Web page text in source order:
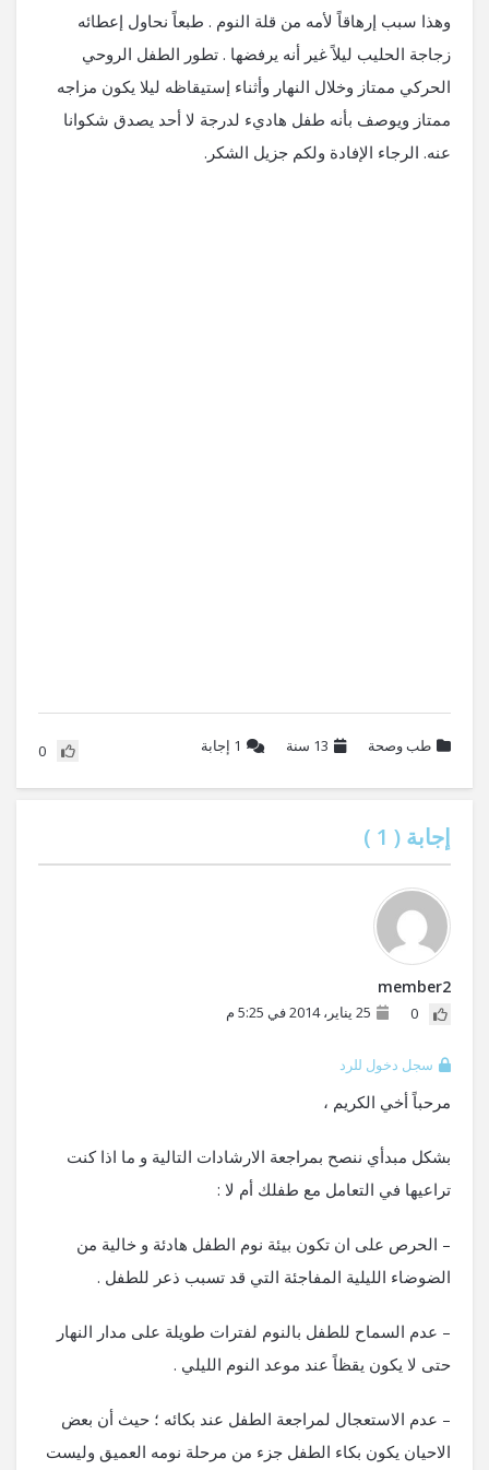
وهذا سبب إرهاقاً لأمه من قلة النوم . طبعاً نحاول إعطائه
زجاجة الحليب ليلاً غير أنه يرفضها . تطور الطفل الروحي
الحركي ممتاز وخلال النهار وأثناء إستيقاظه ليلا يكون مزاجه
ممتاز ويوصف بأنه طفل هاديء لدرجة لا أحد يصدق شكوانا
عنه. الرجاء الإفادة ولكم جزيل الشكر.
طب وصحة 13 سنة 1 إجابة 0
إجابة ( 1
)
member2
0 25 يناير، 2014 في 5:25 م
سجل دخول للرد
مرحباً أخي الكريم ،
بشكل مبدأي ننصح بمراجعة الارشادات التالية و ما اذا كنت
تراعيها في التعامل مع طفلك أم لا :
– الحرص على ان تكون بيئة نوم الطفل هادئة و خالية من
الضوضاء الليلية المفاجئة التي قد تسبب ذعر للطفل .
– عدم السماح للطفل بالنوم لفترات طويلة على مدار النهار
حتى لا يكون يقظاً عند موعد النوم الليلي .
– عدم الاستعجال لمراجعة الطفل عند بكائه ؛ حيث أن بعض
الاحيان يكون بكاء الطفل جزء من مرحلة نومه العميق وليست